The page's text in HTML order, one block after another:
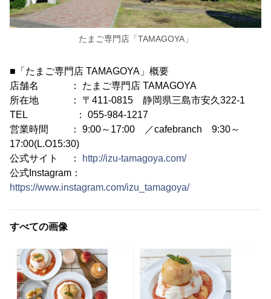
たまご専門店「TAMAGOYA」
■「たまご専門店 TAMAGOYA」概要
店舗名 ： たまご専門店 TAMAGOYA
所在地 ： 〒411-0815 静岡県三島市安久322-1
TEL ： 055-984-1217
営業時間 ： 9:00～17:00 ／cafebranch 9:30～
17:00(L.O15:30)
公式サイト ：
http://izu-tamagoya.com/
公式Instagram：
https://www.instagram.com/izu_tamagoya/
すべての画像